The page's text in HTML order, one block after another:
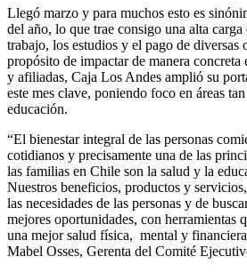
Llegó marzo y para muchos esto es
del año, lo que trae consigo una alta
trabajo, los estudios y el pago de diversas
propósito de impactar de manera
y afiliadas, Caja Los Andes amplió su
este mes clave, poniendo foco en áreas
educación.
“El bienestar integral de las personas
cotidianos y precisamente una de las
las familias en Chile son la salud y la
Nuestros beneficios, productos y
las necesidades de las personas y de
mejores oportunidades, con herramientas
una mejor salud física, mental y
Mabel Osses, Gerenta del Comité